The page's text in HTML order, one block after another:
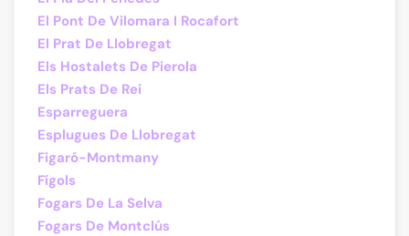
El Pont De Vilomara I Rocafort
El Prat De Llobregat
Els Hostalets De Pierola
Els Prats De Rei
Esparreguera
Esplugues De Llobregat
Figaró-Montmany
Fígols
Fogars De La Selva
Fogars De Montclús